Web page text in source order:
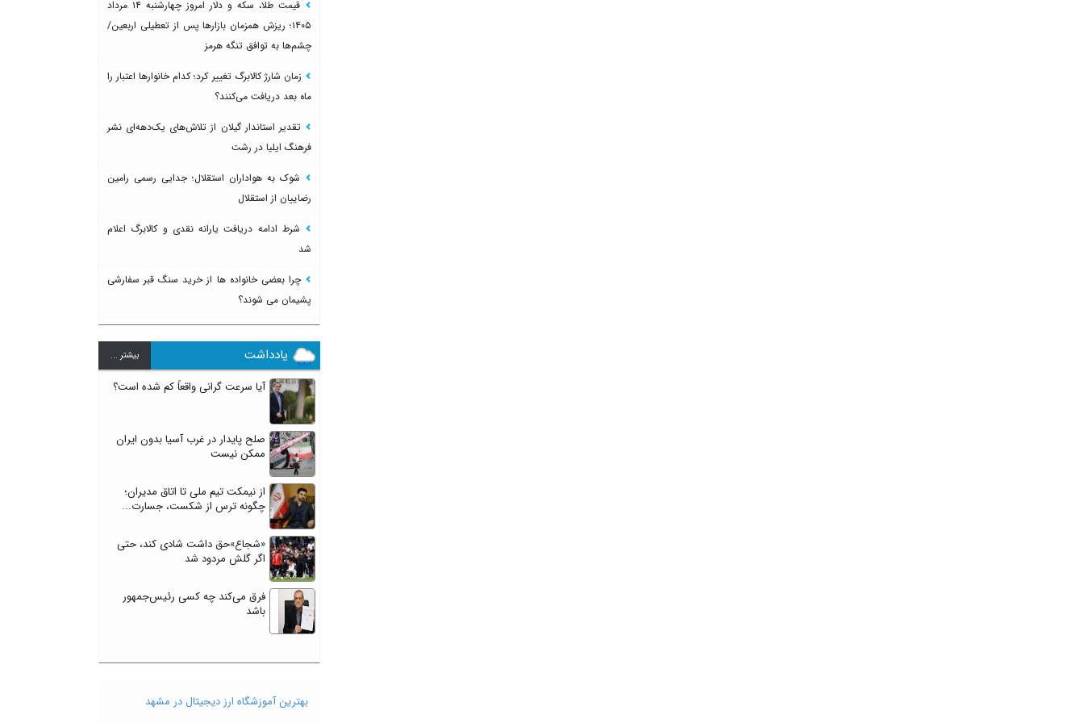
قیمت طلا، سکه و دلار امروز چهارشنبه ۱۴ مرداد
۱۴۰۵؛ ریزش همزمان بازارها پس از تعطیلی اربعین/
چشم‌ها به توافق تنگه هرمز
زمان شارژ کالابرگ تغییر کرد؛ کدام خانوارها اعتبار را
ماه بعد دریافت می‌کنند؟
تقدیر استاندار گیلان از تلاش‌های یک‌دهه‌ای نشر
فرهنگ ایلیا در رشت
شوک به هواداران استقلال؛ جدایی رسمی رامین
رضاییان از استقلال
شرط ادامه دریافت یارانه نقدی و کالابرگ اعلام
شد
چرا بعضی خانواده ها از خرید سنگ قبر سفارشی
پشیمان می شوند؟
یادداشت بيشتر ...
آیا سرعت گرانی واقعاً کم شده است؟
صلح پایدار در غرب آسیا بدون ایران
ممکن نیست
از نیمکت تیم ملی تا اتاق مدیران؛
چگونه ترس از شکست، جسارت...
«شجاع»حق داشت شادی کند، حتی
اگر گلش مردود شد
فرق می‌کند چه کسی رئیس‌جمهور
باشد
بهترین آموزشگاه ارز دیجیتال در مشهد